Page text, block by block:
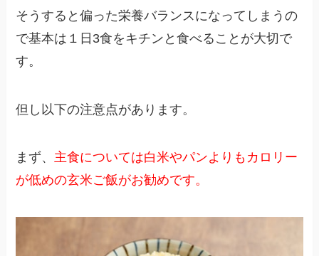
そうすると偏った栄養バランスになってしまうの
で基本は１日3食をキチンと食べることが大切で
す。
但し以下の注意点があります。
まず、 主食については白米やパンよりもカロリー
が低めの玄米ご飯がお勧めです。